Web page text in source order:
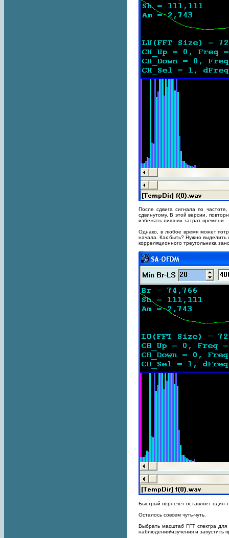
После сдвига сигнала по
сдвинутому. В этой версии,
избежать лишних затрат времени.
Однако, в любое время может
начала. Как быть? Нужно выделить
корреляционного треугольника
Быстрый пересчет оставляет
Осталось совсем чуть-чуть.
Выбрать масштаб FFT спектра
наблюдения/изучения и запустить